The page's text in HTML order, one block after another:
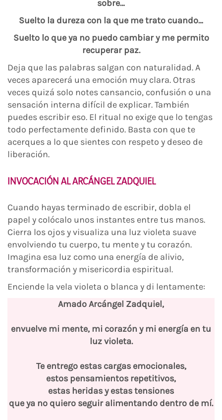
sobre…
Suelto la dureza con la que me trato cuando…
Suelto lo que ya no puedo cambiar y me permito
recuperar paz.
Deja que las palabras salgan con naturalidad. A
veces aparecerá una emoción muy clara. Otras
veces quizá solo notes cansancio, confusión o una
sensación interna difícil de explicar. También
puedes escribir eso. El ritual no exige que lo tengas
todo perfectamente definido. Basta con que te
acerques a lo que sientes con respeto y deseo de
liberación.
INVOCACIÓN AL ARCÁNGEL ZADQUIEL
Cuando hayas terminado de escribir, dobla el
papel y colócalo unos instantes entre tus manos.
Cierra los ojos y visualiza una luz violeta suave
envolviendo tu cuerpo, tu mente y tu corazón.
Imagina esa luz como una energía de alivio,
transformación y misericordia espiritual.
Enciende la vela violeta o blanca y di lentamente:
Amado Arcángel Zadquiel,
envuelve mi mente, mi corazón y mi energía en tu
luz violeta.
Te entrego estas cargas emocionales,
estos pensamientos repetitivos,
estas heridas y estas tensiones
que ya no quiero seguir alimentando dentro de mí.